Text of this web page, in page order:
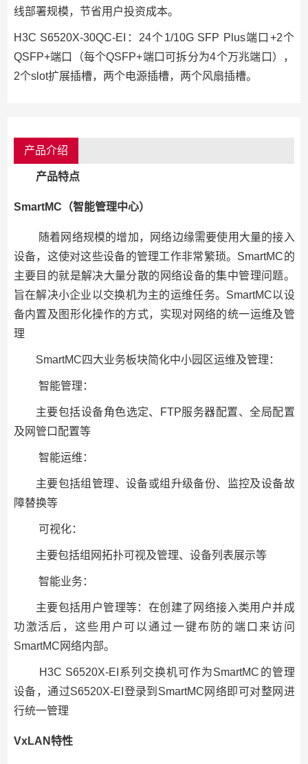
线部署规模，节省用户投资成本。
H3C S6520X-30QC-EI：24个1/10G SFP Plus端口+2个
QSFP+端口（每个QSFP+端口可拆分为4个万兆端口），
2个slot扩展插槽，两个电源插槽，两个风扇插槽。
产品介绍
产品特点
SmartMC（智能管理中心）
随着网络规模的增加，网络边缘需要使用大量的接入
设备，这使对这些设备的管理工作非常繁琐。SmartMC的
主要目的就是解决大量分散的网络设备的集中管理问题。
旨在解决小企业以交换机为主的运维任务。SmartMC以设
备内置及图形化操作的方式，实现对网络的统一运维及管
理
SmartMC四大业务板块简化中小园区运维及管理：
智能管理：
主要包括设备角色选定、FTP服务器配置、全局配置
及网管口配置等
智能运维：
主要包括组管理、设备或组升级备份、监控及设备故
障替换等
可视化：
主要包括组网拓扑可视及管理、设备列表展示等
智能业务：
主要包括用户管理等：在创建了网络接入类用户并成
功激活后，这些用户可以通过一键布防的端口来访问
SmartMC网络内部。
H3C S6520X-EI系列交换机可作为SmartMC的管理
设备，通过S6520X-EI登录到SmartMC网络即可对整网进
行统一管理
VxLAN特性